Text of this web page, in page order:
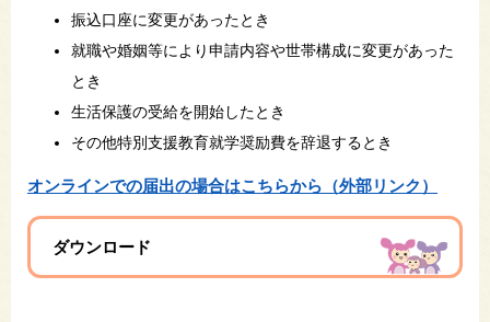
振込口座に変更があったとき
就職や婚姻等により申請内容や世帯構成に変更があった
とき
生活保護の受給を開始したとき
その他特別支援教育就学奨励費を辞退するとき
オンラインでの届出の場合はこちらから（外部リンク）
ダウンロード